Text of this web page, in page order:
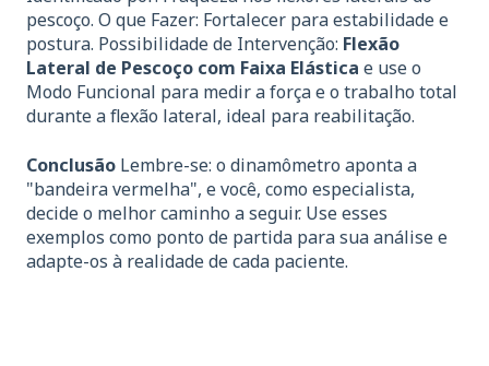
pescoço. O que Fazer: Fortalecer para estabilidade e
postura. Possibilidade de Intervenção: Flexão
Lateral de Pescoço com Faixa Elástica e use o
Modo Funcional para medir a força e o trabalho total
durante a flexão lateral, ideal para reabilitação.
Conclusão Lembre-se: o dinamômetro aponta a
"bandeira vermelha", e você, como especialista,
decide o melhor caminho a seguir. Use esses
exemplos como ponto de partida para sua análise e
adapte-os à realidade de cada paciente.